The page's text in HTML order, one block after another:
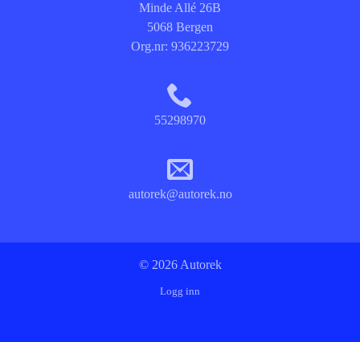
Minde Allé 26B
5068 Bergen
Org.nr: 936223729
55298970
autorek@autorek.no
© 2026 Autorek
Logg inn